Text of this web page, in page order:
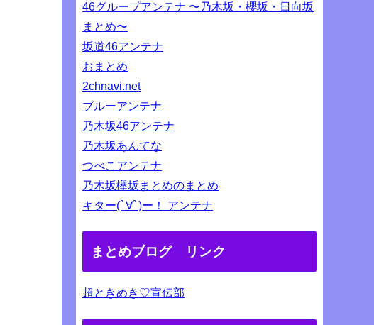
46グループアンテナ 〜乃木坂・櫻坂・日向坂
まとめ〜
坂道46アンテナ
おまとめ
2chnavi.net
ブルーアンテナ
乃木坂46アンテナ
乃木坂あんてな
つべこアンテナ
乃木坂欅坂まとめのまとめ
キター(ﾟ∀ﾟ)ー！ アンテナ
まとめブログ リンク
超ときめき♡宣伝部